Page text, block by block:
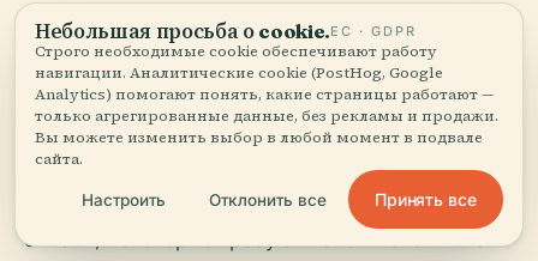
ограниченными возможностями?
О: Да, со всеми необходимыми функциями
доступности.
В: Могу ли я получить удаленный доступ к
цифровым ресурсам?
О: Многие цифровые материалы доступны
онлайн; некоторые требуют использования на
Небольшая просьба о cookie.ЕС · GDPR
Строго необходимые cookie обеспечивают работу
навигации. Аналитические cookie (PostHog, Google
Analytics) помогают понять, какие страницы работают —
только агрегированные данные, без рекламы и продажи.
Вы можете изменить выбор в любой момент в подвале
сайта.
Настроить Отклонить все Принять все